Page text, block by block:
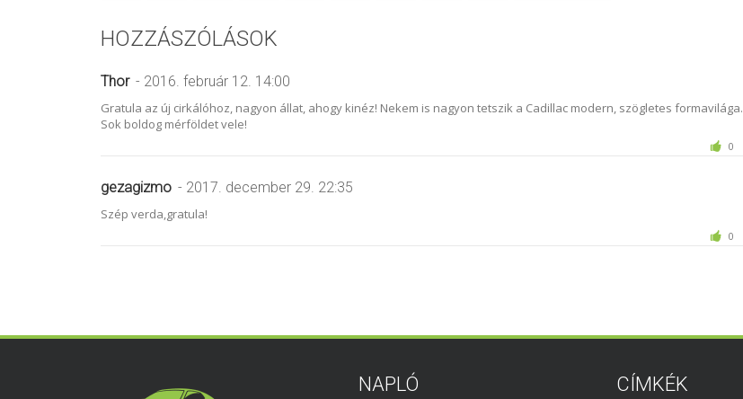
HOZZÁSZÓLÁSOK
Thor - 2016. február 12. 14:00
Gratula az új cirkálóhoz, nagyon állat, ahogy kinéz! Nekem is nagyon tetszik a Cadillac modern, szögletes formavilága.
Sok boldog mérföldet vele!
0
gezagizmo - 2017. december 29. 22:35
Szép verda,gratula!
0
NAPLÓ CÍMKÉK